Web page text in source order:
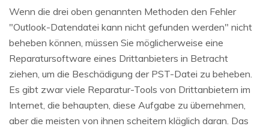
Wenn die drei oben genannten Methoden den Fehler
"Outlook-Datendatei kann nicht gefunden werden" nicht
beheben können, müssen Sie möglicherweise eine
Reparatursoftware eines Drittanbieters in Betracht
ziehen, um die Beschädigung der PST-Datei zu beheben.
Es gibt zwar viele Reparatur-Tools von Drittanbietern im
Internet, die behaupten, diese Aufgabe zu übernehmen,
aber die meisten von ihnen scheitern kläglich daran. Das